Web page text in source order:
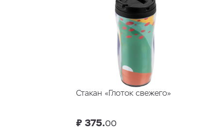
Стакан «Глоток свежего»
₽ 375.00